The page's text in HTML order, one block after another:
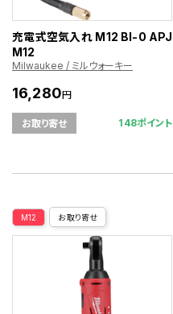
充電式空気入れ M12 BI-0 APJ
M12
Milwaukee / ミルウォーキー
16,280円
お取り寄せ 148ポイント
M12 お取り寄せ